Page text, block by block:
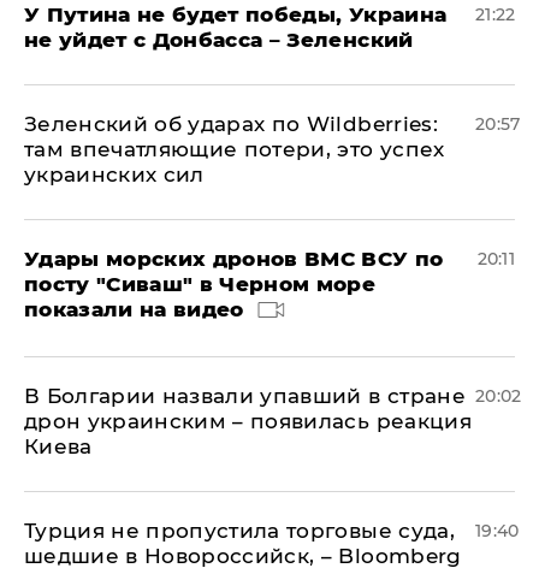
У Путина не будет победы, Украина
не уйдет с Донбасса – Зеленский
21:22
Зеленский об ударах по Wildberries:
там впечатляющие потери, это успех
украинских сил
20:57
Удары морских дронов ВМС ВСУ по
посту "Сиваш" в Черном море
показали на видео
20:11
В Болгарии назвали упавший в стране
дрон украинским – появилась реакция
Киева
20:02
Турция не пропустила торговые суда,
шедшие в Новороссийск, – Bloomberg
19:40